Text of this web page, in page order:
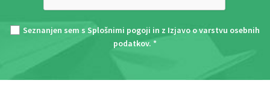
Seznanjen sem s Splošnimi pogoji in z Izjavo o varstvu osebnih
podatkov. *